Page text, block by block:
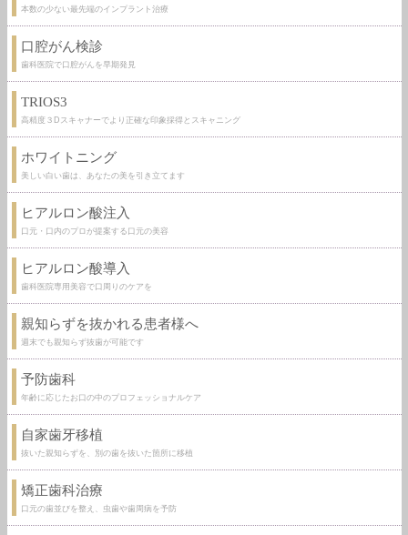
本数の少ない最先端のインプラント治療
口腔がん検診
歯科医院で口腔がんを早期発見
TRIOS3
高精度３Dスキャナーでより正確な印象採得とスキャニング
ホワイトニング
美しい白い歯は、あなたの美を引き立てます
ヒアルロン酸注入
口元・口内のプロが提案する口元の美容
ヒアルロン酸導入
歯科医院専用美容で口周りのケアを
親知らずを抜かれる患者様へ
週末でも親知らず抜歯が可能です
予防歯科
年齢に応じたお口の中のプロフェッショナルケア
自家歯牙移植
抜いた親知らずを、別の歯を抜いた箇所に移植
矯正歯科治療
口元の歯並びを整え、虫歯や歯周病を予防